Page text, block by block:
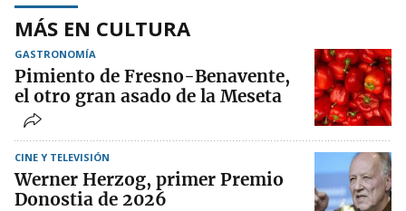
MÁS EN CULTURA
GASTRONOMÍA
Pimiento de Fresno-Benavente,
el otro gran asado de la Meseta
CINE Y TELEVISIÓN
Werner Herzog, primer Premio
Donostia de 2026